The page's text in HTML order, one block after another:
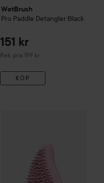
WetBrush
Pro Paddle Detangler Black
151 kr
Rek. pris 199 kr
Rekommenderat pris 199 kr
KÖP